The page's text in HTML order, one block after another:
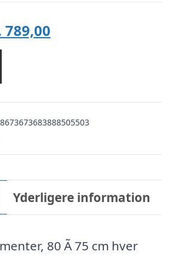
789,00
kr. 789,00.
8673673683888505503
Yderligere information
80 Ã 75 cm hver